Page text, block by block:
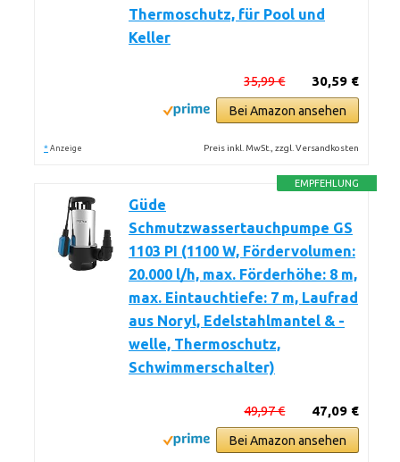
Thermoschutz, für Pool und
Keller
30,59 €
35,99 €
Bei Amazon ansehen
* Anzeige Preis inkl. MwSt., zzgl. Versandkosten
EMPFEHLUNG
Güde
Schmutzwassertauchpumpe GS
1103 PI (1100 W, Fördervolumen:
20.000 l/h, max. Förderhöhe: 8 m,
max. Eintauchtiefe: 7 m, Laufrad
aus Noryl, Edelstahlmantel & -
welle, Thermoschutz,
Schwimmerschalter)
47,09 €
49,97 €
Bei Amazon ansehen